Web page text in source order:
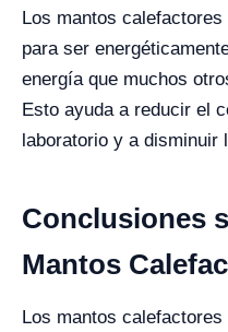
Los mantos
para ser
energía que muchos
Esto ayuda a reducir el
laboratorio y a disminuir
Conclusiones
Mantos
Los mantos